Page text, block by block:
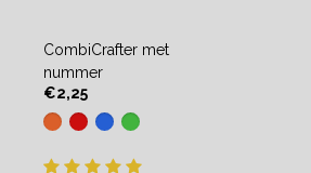
CombiCrafter met
nummer
€2,25